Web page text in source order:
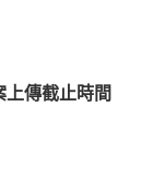
傳截止時間